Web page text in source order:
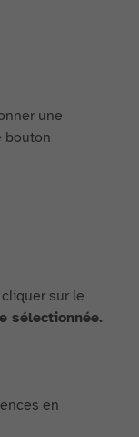
une
bouton
sur le
sélectionnée.
en